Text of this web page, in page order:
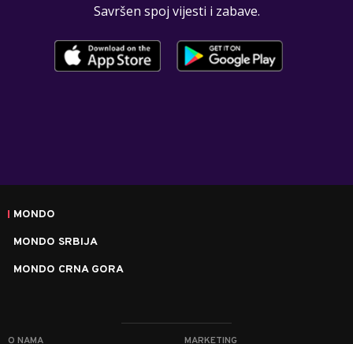
Savršen spoj vijesti i zabave.
MONDO
MONDO SRBIJA
MONDO CRNA GORA
O NAMA MARKETING